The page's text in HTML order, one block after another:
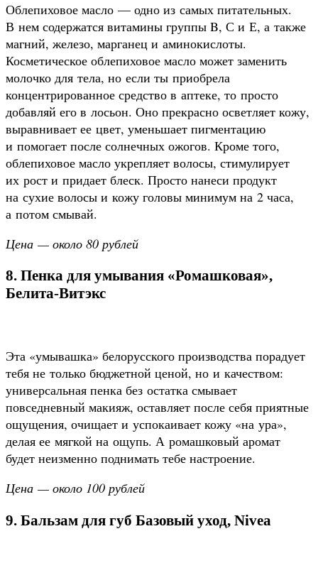
Облепиховое масло — одно из самых питательных.
В нем содержатся витамины группы B, С и Е, а также
магний, железо, марганец и аминокислоты.
Косметическое облепиховое масло может заменить
молочко для тела, но если ты приобрела
концентрированное средство в аптеке, то просто
добавляй его в лосьон. Оно прекрасно осветляет кожу,
выравнивает ее цвет, уменьшает пигментацию
и помогает после солнечных ожогов. Кроме того,
облепиховое масло укрепляет волосы, стимулирует
их рост и придает блеск. Просто нанеси продукт
на сухие волосы и кожу головы минимум на 2 часа,
а потом смывай.
Цена — около 80 рублей
8. Пенка для умывания «Ромашковая»,
Белита-Витэкс
Эта «умывашка» белорусского производства порадует
тебя не только бюджетной ценой, но и качеством:
универсальная пенка без остатка смывает
повседневный макияж, оставляет после себя приятные
ощущения, очищает и успокаивает кожу «на ура»,
делая ее мягкой на ощупь. А ромашковый аромат
будет неизменно поднимать тебе настроение.
Цена — около 100 рублей
9. Бальзам для губ Базовый уход, Nivea